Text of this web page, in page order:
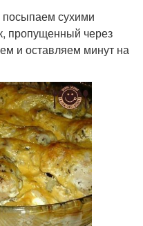
сухими
пропущенный через
и оставляем минут на